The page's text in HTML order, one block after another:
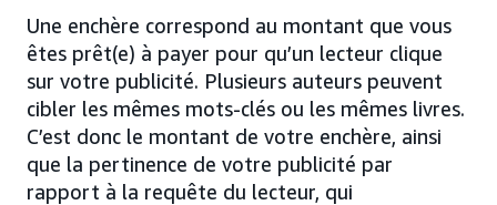
Une enchère correspond au montant que vous
êtes prêt(e) à payer pour qu’un lecteur clique
sur votre publicité. Plusieurs auteurs peuvent
cibler les mêmes mots-clés ou les mêmes livres.
C’est donc le montant de votre enchère, ainsi
que la pertinence de votre publicité par
rapport à la requête du lecteur, qui